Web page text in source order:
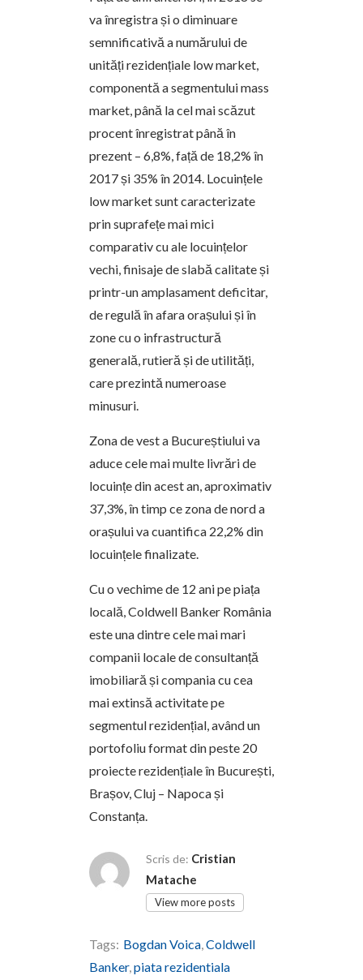
va înregistra și o diminuare
semnificativă a numărului de
unități rezidențiale low market,
componentă a segmentului mass
market, până la cel mai scăzut
procent înregistrat până în
prezent – 6,8%, față de 18,2% în
2017 și 35% în 2014. Locuințele
low market sunt caracterizate
prin suprafețe mai mici
comparativ cu ale locuințelor
vechi, finisaje de slabă calitate și
printr-un amplasament deficitar,
de regulă în afara orașului și în
zone cu o infrastructură
generală, rutieră și de utilități,
care prezintă numeroase
minusuri.
Zona de vest a Bucureștiului va
aduce cele mai multe livrări de
locuințe din acest an, aproximativ
37,3%, în timp ce zona de nord a
orașului va cuantifica 22,2% din
locuințele finalizate.
Cu o vechime de 12 ani pe piața
locală, Coldwell Banker România
este una dintre cele mai mari
companii locale de consultanță
imobiliară și compania cu cea
mai extinsă activitate pe
segmentul rezidențial, având un
portofoliu format din peste 20
proiecte rezidențiale în București,
Brașov, Cluj – Napoca și
Constanța.
Scris de: Cristian
Matache
View more posts
Tags: Bogdan Voica,Coldwell
Banker,piata rezidentiala